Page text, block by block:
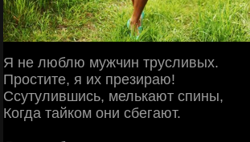
Я не люблю мужчин трусливых.
Простите, я их презираю!
Ссутулившись, мелькают спины,
Когда тайком они сбегают.